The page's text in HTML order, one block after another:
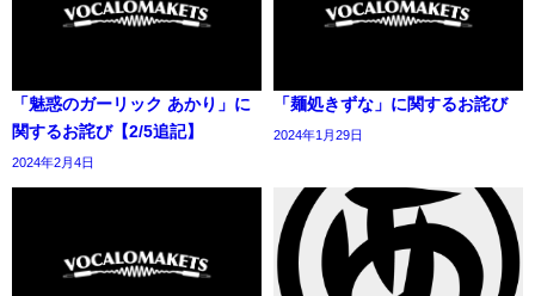
「魅惑のガーリック あかり」に
関するお詫び【2/5追記】
2024年2月4日
「麺処きずな」に関するお詫び
2024年1月29日